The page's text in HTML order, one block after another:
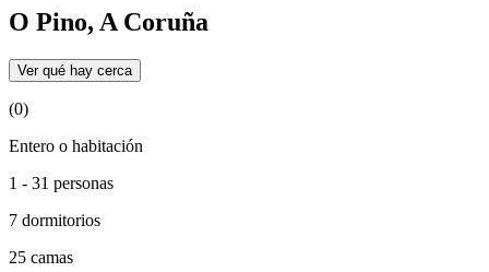
O Pino, A Coruña
Ver qué hay cerca
(0)
Entero o habitación
1 - 31 personas
7 dormitorios
25 camas